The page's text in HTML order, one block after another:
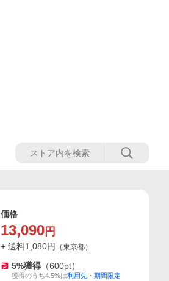
価格
13,090 円
+ 送料1,080円 （東京都）
5%獲得 （600pt）
獲得のうち4.5%は利用先・期間限定